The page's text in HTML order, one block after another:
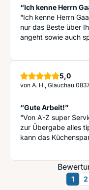
“Ich kenne Herrn
“Ich kenne Herrn
nur das Beste über
angeht sowie auch
5,0Sterne
von A. H., Glauchau
“Gute Arbeit!”
“Von A-Z super
zur Übergabe alles
kann das
1 2